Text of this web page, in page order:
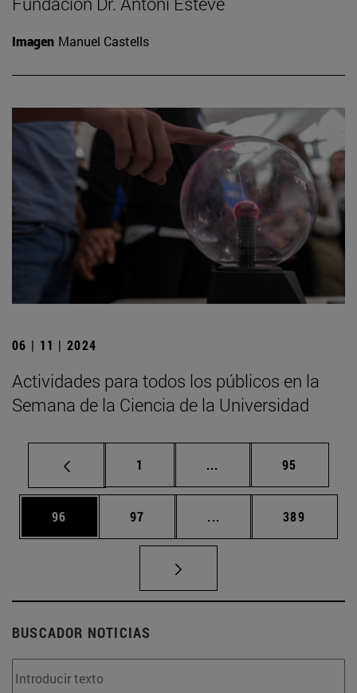
Imagen Manuel Castells
06 | 11 | 2024
Actividades para todos los públicos en la
Semana de la Ciencia de la Universidad
Página
1 ... Páginas intermedias
Página
95
Página
96 Página
97 ... Páginas intermedias
Página
389
BUSCADOR NOTICIAS